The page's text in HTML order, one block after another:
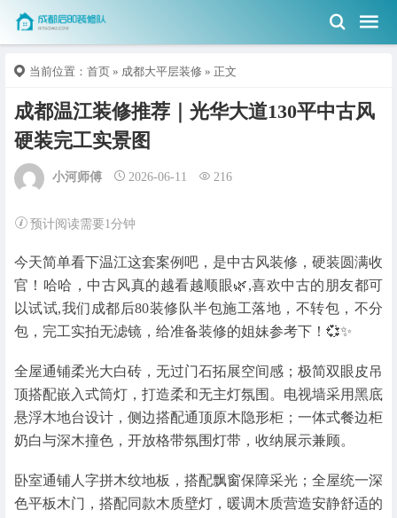
当前位置： 首页 » 成都大平层装修 » 正文
成都温江装修推荐｜光华大道130平中古风
硬装完工实景图
小河师傅 2026-06-11 216
预计阅读需要1分钟
今天简单看下温江这套案例吧，是中古风装修，硬装圆满收
官！哈哈，中古风真的越看越顺眼🌿,喜欢中古的朋友都可
以试试,我们成都后80装修队半包施工落地，不转包，不分
包，完工实拍无滤镜，给准备装修的姐妹参考下！💞✨️
全屋通铺柔光大白砖，无过门石拓展空间感；极简双眼皮吊
顶搭配嵌入式筒灯，打造柔和无主灯氛围。电视墙采用黑底
悬浮木地台设计，侧边搭配通顶原木隐形柜；一体式餐边柜
奶白与深木撞色，开放格带氛围灯带，收纳展示兼顾。
卧室通铺人字拼木纹地板，搭配飘窗保障采光；全屋统一深
色平板木门，搭配同款木质壁灯，暖调木质营造安静舒适的